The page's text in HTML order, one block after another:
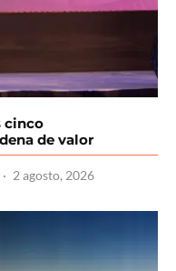
cinco
de valor
· 2 agosto, 2026